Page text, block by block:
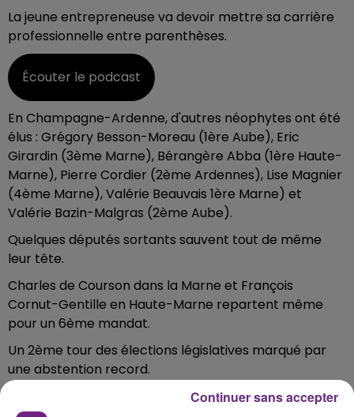
La jeune entrepreneuse va devoir mettre sa carrière
professionnelle entre parenthèses.
Écouter le podcast
En Champagne-Ardenne, d'autres néophytes ont été
élus : Grégory Besson-Moreau (1ère Aube), Eric
Girardin (3ème Marne), Bérangère Abba (1ère Haute-
Marne), Pierre Cordier (2ème Ardennes), Lise Magnier
(4ème Marne), Valérie Beauvais 1ère Marne) et
Valérie Bazin-Malgras (2ème Aube).
Quelques députés sortants sauvent tout de même
leur tête.
Charles de Courson dans la Marne et François
Cornut-Gentille en Haute-Marne repartent même
pour un 6ème mandat.
Un 2ème tour des élections législatives marqué par
une abstention record.
Jusqu’à 63% dans la 1ère circonscription de la Marne.
Continuer sans accepter